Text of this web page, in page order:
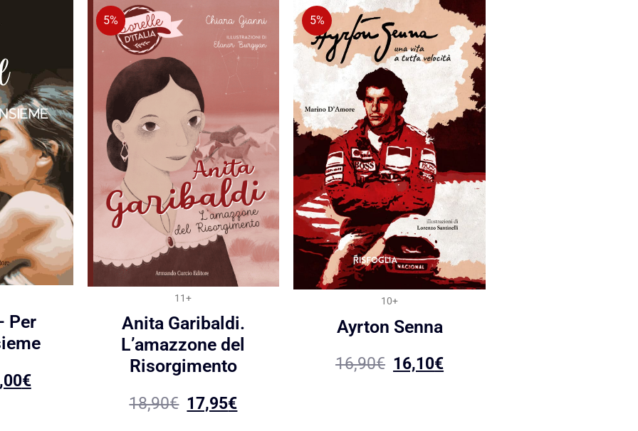
Per
€
5%
11+
Anita Garibaldi.
L’amazzone del
Risorgimento
18,90€ 17,95€
5%
10+
Ayrton Senna
16,90€ 16,10€